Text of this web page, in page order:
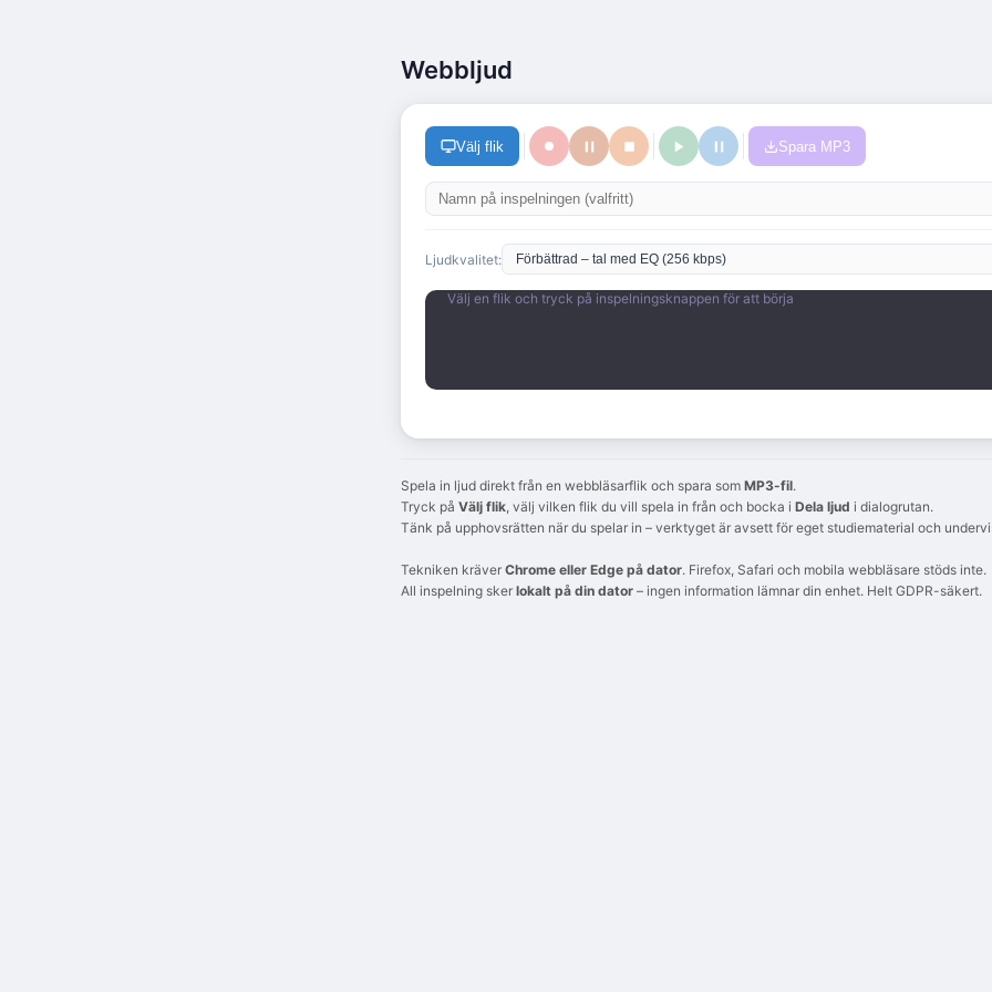
Webbljud
Välj flik Spara MP3
Ljudkvalitet:
Välj en flik och tryck på inspelningsknappen för att börja
Spela in ljud direkt från en webbläsarflik och spara som MP3-fil.
Tryck på Välj flik, välj vilken flik du vill spela in från och bocka i Dela ljud i dialogrutan.
Tänk på upphovsrätten när du spelar in – verktyget är avsett för eget studiematerial och
Tekniken kräver Chrome eller Edge på dator. Firefox, Safari och mobila webbläsare stöds inte.
All inspelning sker lokalt på din dator – ingen information lämnar din enhet. Helt GDPR-säkert.